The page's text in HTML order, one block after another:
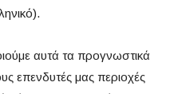
αυτά τα προγνωστικά
επενδυτές μας περιοχές